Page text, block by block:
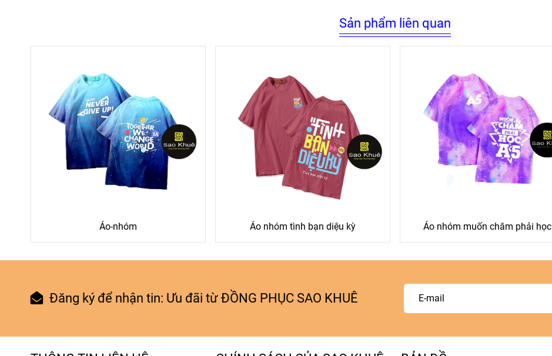
Sản phẩm liên quan
Áo-nhóm Áo nhóm tình bạn diệu kỳ Áo nhóm muốn chăm phải học
Đăng ký để nhận tin: Ưu đãi từ ĐỒNG PHỤC SAO KHUÊ